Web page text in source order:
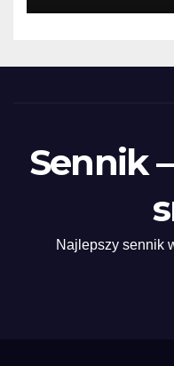
Sennik
Najlepszy sennik